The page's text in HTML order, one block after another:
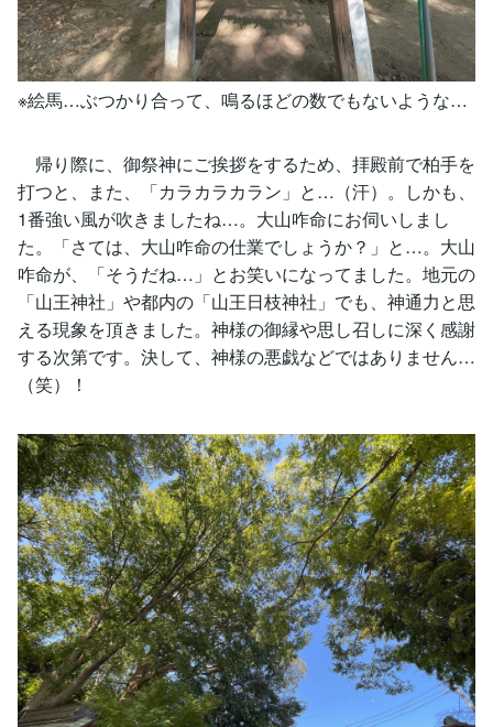
※絵馬…ぶつかり合って、鳴るほどの数でもないような…
帰り際に、御祭神にご挨拶をするため、拝殿前で柏手を
打つと、また、「カラカラカラン」と…（汗）。しかも、
1番強い風が吹きましたね…。大山咋命にお伺いしまし
た。「さては、大山咋命の仕業でしょうか？」と…。大山
咋命が、「そうだね…」とお笑いになってました。地元の
「山王神社」や都内の「山王日枝神社」でも、神通力と思
える現象を頂きました。神様の御縁や思し召しに深く感謝
する次第です。決して、神様の悪戯などではありません…
（笑）！